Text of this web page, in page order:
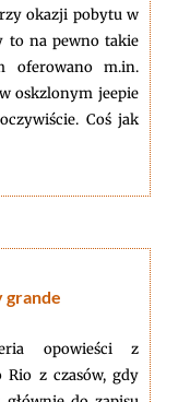
okazji pobytu w
to na pewno takie
oferowano m.in.
oskzlonym jeepie
Coś jak
grande
opowieści z
Rio z czasów, gdy